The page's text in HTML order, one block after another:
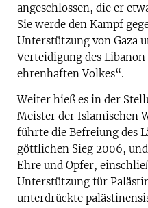
angeschlossen, die er
Sie werde den Kampf
Unterstützung von Gaza
Verteidigung des
ehrenhaften Volkes“.
Weiter hieß es in der
Meister der Islamischen
führte die Befreiung des
göttlichen Sieg 2006,
Ehre und Opfer,
Unterstützung für
unterdrückte